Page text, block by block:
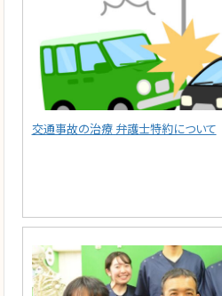
交通事故の治療 弁護士特約について